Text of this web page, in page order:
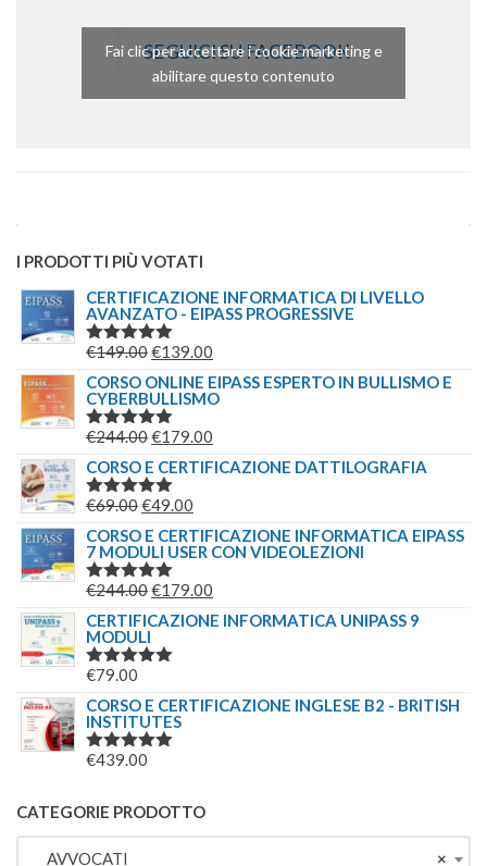
SEGUICI SU FACEBOOK
Fai clic per accettare i cookie marketing e
abilitare questo contenuto
I PRODOTTI PIÙ VOTATI
CERTIFICAZIONE INFORMATICA DI LIVELLO
AVANZATO - EIPASS PROGRESSIVE
VALUTATO
€149.00IL
PREZZO
ORIGINALE
ERA:
€139.00
PREZZO
ATTUALE
CORSO ONLINE EIPASS ESPERTO IN BULLISMO E
CYBERBULLISMO
VALUTATO
€244.00IL
PREZZO
ORIGINALE
ERA:
€244.00.
€179.00
PREZZO
€179.00.
CORSO E CERTIFICAZIONE DATTILOGRAFIA
VALUTATO
€69.00IL
PREZZO
ORIGINALE
ERA:
€49.00
PREZZO
ATTUALE
È:
CORSO E CERTIFICAZIONE INFORMATICA EIPASS
7 MODULI USER CON VIDEOLEZIONI
VALUTATO
€244.00IL
PREZZO
ERA:
€179.00
PREZZO
CERTIFICAZIONE INFORMATICA UNIPASS 9
MODULI
VALUTATO
€79.00
CORSO E CERTIFICAZIONE INGLESE B2 - BRITISH
INSTITUTES
VALUTATO
€439.00
CATEGORIE PRODOTTO
×
AVVOCATI